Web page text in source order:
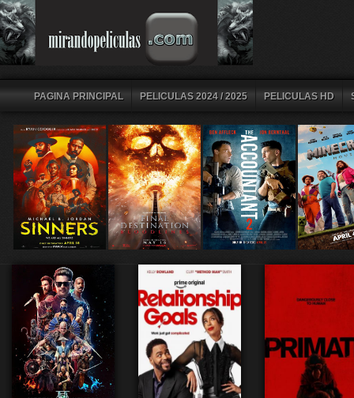
PAGINA PRINCIPAL PELICULAS 2024 / 2025 PELICULAS HD